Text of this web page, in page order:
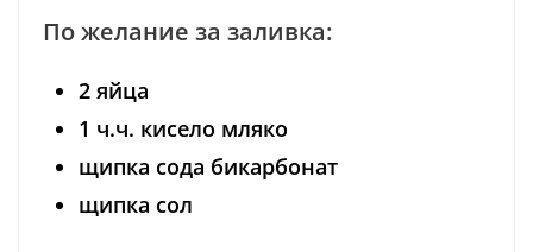
По желание за заливка:
2 яйца
1 ч.ч. кисело мляко
щипка сода бикарбонат
щипка сол